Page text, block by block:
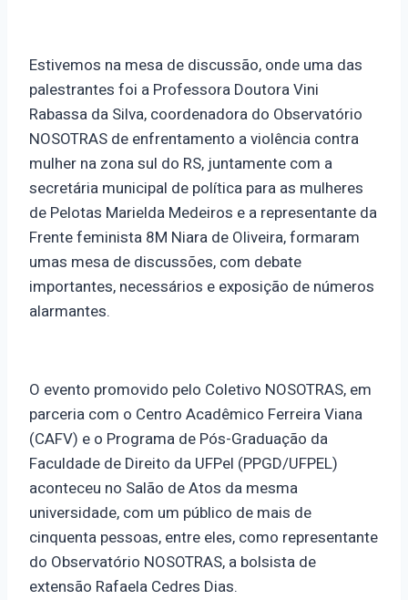
Estivemos na mesa de discussão, onde uma das
palestrantes foi a Professora Doutora Vini
Rabassa da Silva, coordenadora do Observatório
NOSOTRAS de enfrentamento a violência contra
mulher na zona sul do RS, juntamente com a
secretária municipal de política para as mulheres
de Pelotas Marielda Medeiros e a representante da
Frente feminista 8M Niara de Oliveira, formaram
umas mesa de discussões, com debate
importantes, necessários e exposição de números
alarmantes.
O evento promovido pelo Coletivo NOSOTRAS, em
parceria com o Centro Acadêmico Ferreira Viana
(CAFV) e o Programa de Pós-Graduação da
Faculdade de Direito da UFPel (PPGD/UFPEL)
aconteceu no Salão de Atos da mesma
universidade, com um público de mais de
cinquenta pessoas, entre eles, como representante
do Observatório NOSOTRAS, a bolsista de
extensão Rafaela Cedres Dias.